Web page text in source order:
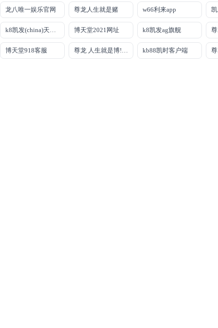
龙八唯一娱乐官网 尊龙人生就是赌 w66利来app
k8凯发(china)天生赢家·一触即发 博天堂2021网址 k8凯发ag旗舰
博天堂918客服 尊龙 人生就是博!登录专注AG发财网 kb88凯时客户端